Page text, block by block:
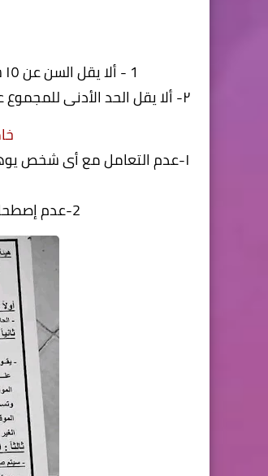
1 - ألا يقل السن عن ١٥ سنة ولا يزيد عن ٢٥ سنة عند الإلتحاق بالقوات المسلحة في ٢٠٢٥/١/٢٠
٢- ألا يقل الحد الأدنى للمجموع عن نسبة (٦٠٪) من إجمالى درجات الشهادة الإعدادية ألا يقل الطول عن (۱۷۰) سم
١-عدم التعامل مع أى شخص
2-عدم إصطحاب التليفون المحمول أثناء التوجه لمنطقة التجنيد والتعبئة